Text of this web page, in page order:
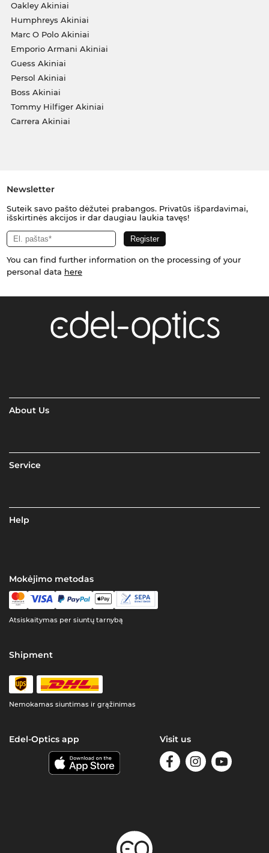
Oakley Akiniai
Humphreys Akiniai
Marc O Polo Akiniai
Emporio Armani Akiniai
Guess Akiniai
Persol Akiniai
Boss Akiniai
Tommy Hilfiger Akiniai
Carrera Akiniai
Newsletter
Suteik savo pašto dėžutei prabangos. Privatūs išpardavimai,
išskirtinės akcijos ir dar daugiau laukia tavęs!
You can find further information on the processing of your
personal data here
About Us
Service
Help
Mokėjimo metodas
Atsiskaitymas per siuntų tarnybą
Shipment
Nemokamas siuntimas ir grąžinimas
Edel-Optics app Visit us